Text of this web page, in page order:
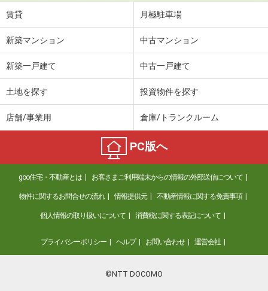
賃貸 月極駐車場
新築マンション 中古マンション
新築一戸建て 中古一戸建て
土地を探す 投資物件を探す
店舗/事業用 倉庫/トランクルーム
PC版へ
goo住宅・不動産とは お客さまご利用端末からの情報の外部送信について
物件に関するお問合せの流れ 情報提供元 不動産情報に関する免責事項
個人情報の取り扱いについて 消費税に関する表記について
プライバシーポリシー ヘルプ お問い合わせ 運営会社
©NTT DOCOMO